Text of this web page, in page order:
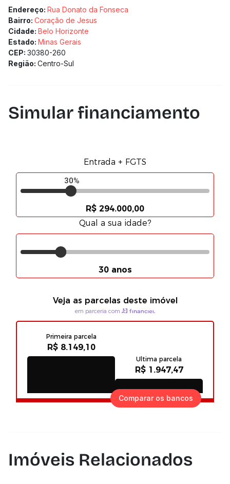
Endereço: Rua Donato da Fonseca
Bairro: Coração de Jesus
Cidade: Belo Horizonte
Estado: Minas Gerais
CEP: 30380-260
Região: Centro-Sul
Simular financiamento
Comparar os bancos
Imóveis Relacionados